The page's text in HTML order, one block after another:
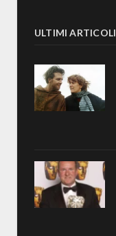
ULTIMI ARTICOLI